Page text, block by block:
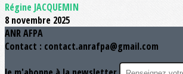
Régine JACQUEMIN
8 novembre 2025
ANR AFPA
Contact : contact.anrafpa@gmail.com